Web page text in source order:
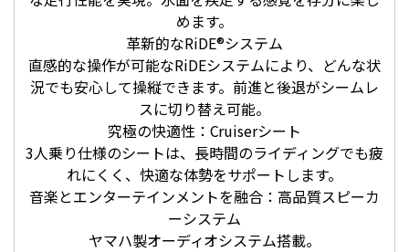
めます。
革新的なRiDE®システム
直感的な操作が可能なRiDEシステムにより、どんな状
況でも安心して操縦できます。前進と後退がシームレ
スに切り替え可能。
究極の快適性：Cruiserシート
3人乗り仕様のシートは、長時間のライディングでも疲
れにくく、快適な体勢をサポートします。
音楽とエンターテインメントを融合：高品質スピーカ
ーシステム
ヤマハ製オーディオシステム搭載。